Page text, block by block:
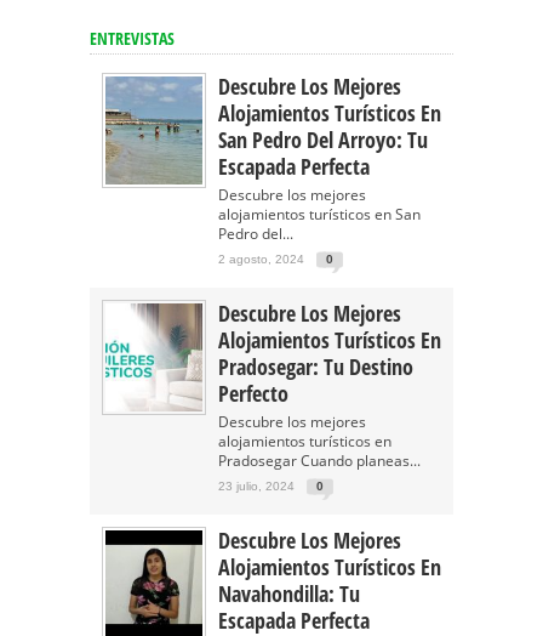
ENTREVISTAS
Descubre Los Mejores
Alojamientos Turísticos En
San Pedro Del Arroyo: Tu
Escapada Perfecta
Descubre los mejores
alojamientos turísticos en San
Pedro del...
2 agosto, 2024 0
Descubre Los Mejores
Alojamientos Turísticos En
Pradosegar: Tu Destino
Perfecto
Descubre los mejores
alojamientos turísticos en
Pradosegar Cuando planeas...
23 julio, 2024 0
Descubre Los Mejores
Alojamientos Turísticos En
Navahondilla: Tu
Escapada Perfecta